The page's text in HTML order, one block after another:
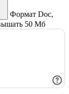
Формат Doc,
50 Мб